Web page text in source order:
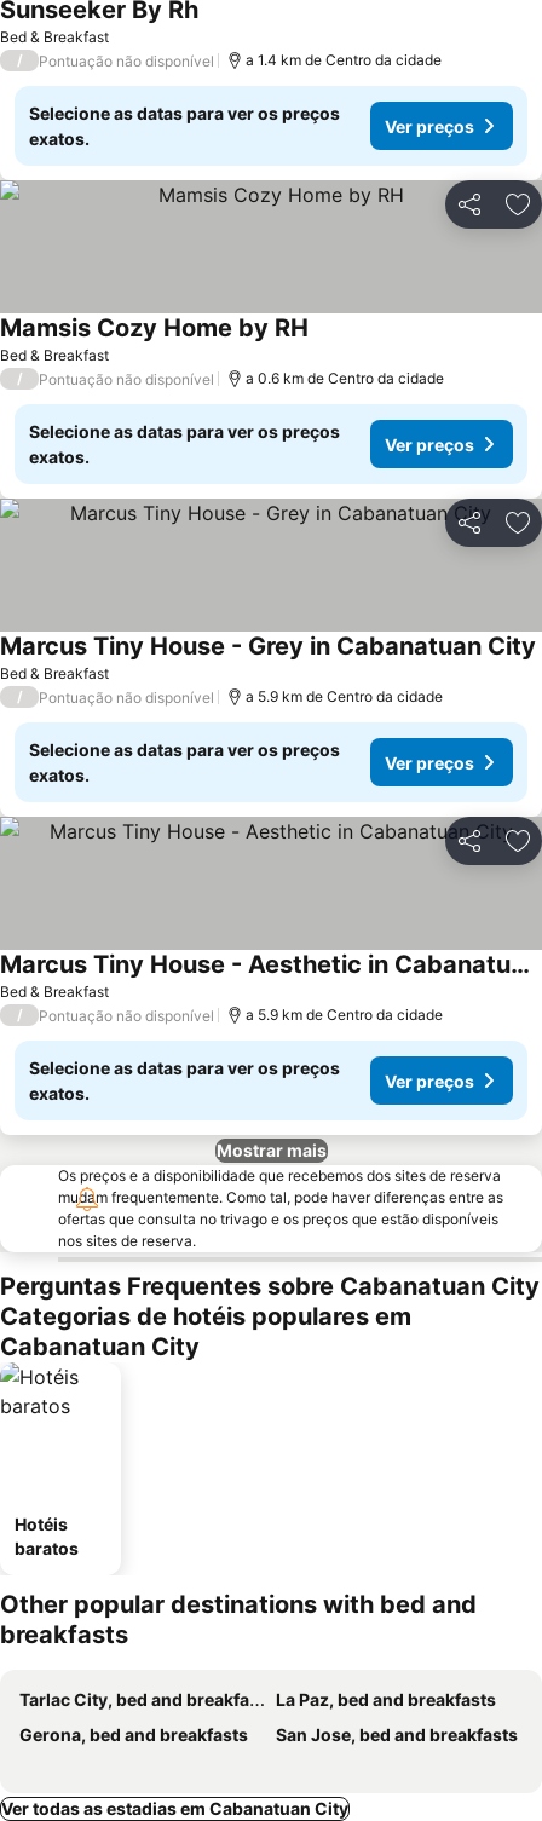
Bed & Breakfast
Sunseeker By Rh
/ Pontuação não disponível a 1.4 km de Centro da cidade
Selecione as datas para ver os preços
exatos.
Ver preços
Partilhar
Bed & Breakfast
Mamsis Cozy Home by RH
/ Pontuação não disponível a 0.6 km de Centro da cidade
Selecione as datas para ver os preços
exatos.
Ver preços
Partilhar
Bed & Breakfast
Marcus Tiny House - Grey in Cabanatuan City
/ Pontuação não disponível a 5.9 km de Centro da cidade
Selecione as datas para ver os preços
exatos.
Ver preços
Partilhar
Bed & Breakfast
Marcus Tiny House - Aesthetic in Cabanatuan City
/ Pontuação não disponível a 5.9 km de Centro da cidade
Selecione as datas para ver os preços
exatos.
Ver preços
Mostrar mais
Os preços e a disponibilidade que recebemos dos sites de reserva
mudam frequentemente. Como tal, pode haver diferenças entre as
ofertas que consulta no trivago e os preços que estão disponíveis
nos sites de reserva.
Perguntas Frequentes sobre Cabanatuan City
Categorias de hotéis populares em
Cabanatuan City
Hotéis
baratos
Other popular destinations with bed and
breakfasts
Tarlac City, bed and breakfasts
La Paz, bed and breakfasts
Gerona, bed and breakfasts
San Jose, bed and breakfasts
Ver todas as estadias em Cabanatuan City